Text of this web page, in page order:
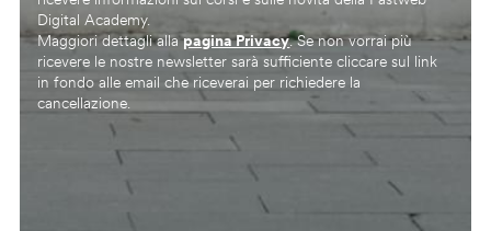
Digital Academy.
Maggiori dettagli allapagina Privacy. Se non vorrai più
ricevere le nostre newsletter sarà sufficiente cliccare sul link
in fondo alle email che riceverai per richiedere la
cancellazione.